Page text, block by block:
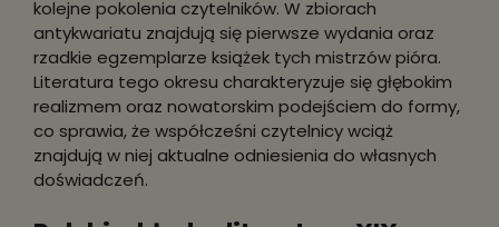
kolejne pokolenia czytelników. W zbiorach
antykwariatu znajdują się pierwsze wydania oraz
rzadkie egzemplarze książek tych mistrzów pióra.
Literatura tego okresu charakteryzuje się głębokim
realizmem oraz nowatorskim podejściem do formy,
co sprawia, że współcześni czytelnicy wciąż
znajdują w niej aktualne odniesienia do własnych
doświadczeń.